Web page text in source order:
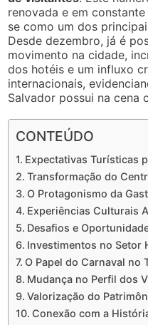
renovada e em
se como um dos
Desde dezembro, já é
movimento na cidade,
dos hotéis e um influxo
internacionais,
Salvador possui na cena
CONTEÚDO
Expectativas Turísticas
Transformação do
O Protagonismo da
Experiências Culturais
Desafios e
Investimentos no Setor
O Papel do Carnaval no
Mudança no Perfil dos
Valorização do
Conexão com a